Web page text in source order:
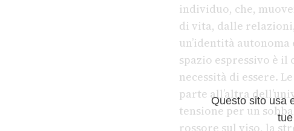
individuo, che,
di vita, dalle
un’identità
spazio espressivo è
necessità di essere.
parte all’altra
tensione per un
rossore sul viso, la
Questo sito usa